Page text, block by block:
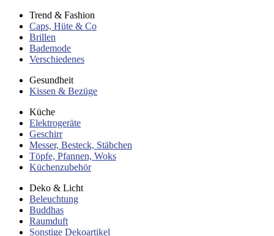
Trend & Fashion
Caps, Hüte & Co
Brillen
Bademode
Verschiedenes
Gesundheit
Kissen & Bezüge
Küche
Elektrogeräte
Geschirr
Messer, Besteck, Stäbchen
Töpfe, Pfannen, Woks
Küchenzubehör
Deko & Licht
Beleuchtung
Buddhas
Raumduft
Sonstige Dekoartikel